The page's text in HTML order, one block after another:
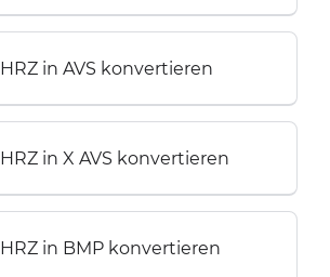
HRZ in AVS konvertieren
HRZ in X AVS konvertieren
HRZ in BMP konvertieren